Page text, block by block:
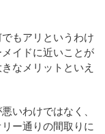
もアリというわけ
イドに近いことが
なメリットといえ
いわけではなく、
ー通りの間取りに